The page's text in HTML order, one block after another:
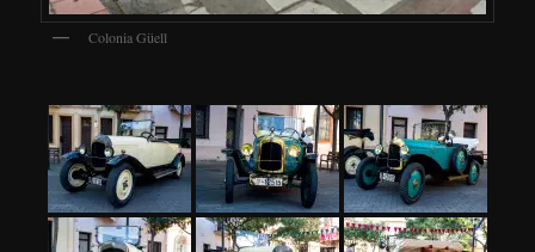
Colonia Güell